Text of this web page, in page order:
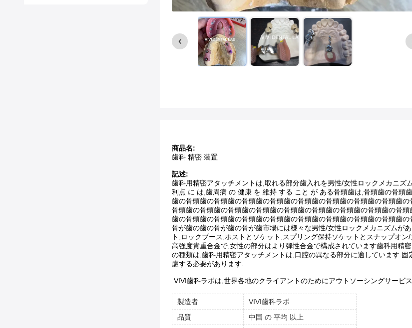
商品名:
歯科 精密 装置
記述:
歯科用精密アタッチメントは,取れる部分歯入れを男性/女性ロックメカニ
利点 に は,歯周病 の 健康 を 維持 する こと が ある骨頭歯は,骨頭歯の骨頭
歯の骨頭歯の骨頭歯の骨頭歯の骨頭歯の骨頭歯の骨頭歯の骨頭歯の骨頭歯
骨頭歯の骨頭歯の骨頭歯の骨頭歯の骨頭歯の骨頭歯の骨頭歯の骨頭歯の骨
歯の骨頭歯の骨頭歯の骨頭歯の骨頭歯の骨頭歯の骨頭歯の骨頭歯の骨頭歯
骨が歯の歯の骨が歯の骨が歯市場には様々な男性/女性ロックメカニズムが
ト,ロックブース,ポストとソケット,スプリング保持ソケットとスナップオ
高強度貴重合金で,女性の部分はより弾性合金で構成されています歯科用精
の種類は,歯科用精密アタッチメントは,口腔の異なる部分に適しています.
慮する必要があります.
VIVI歯科ラボは,世界各地のクライアントのためにアウトソーシングサービ
製造者
VIVI歯科ラボ
品質
中国 の 平均 以上